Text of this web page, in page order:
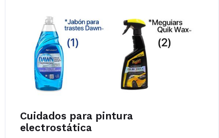
Cuidados para pintura
electrostática